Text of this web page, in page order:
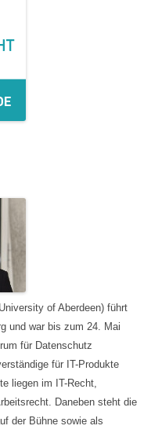
of Aberdeen) führt
und war bis zum 24. Mai
für Datenschutz
für IT-Produkte
liegen im IT-Recht,
Daneben steht die
der Bühne sowie als